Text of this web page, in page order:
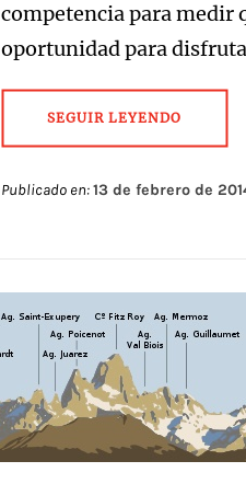
competencia para medir
oportunidad para
SEGUIR LEYENDO
Publicado en:13 de febrero de